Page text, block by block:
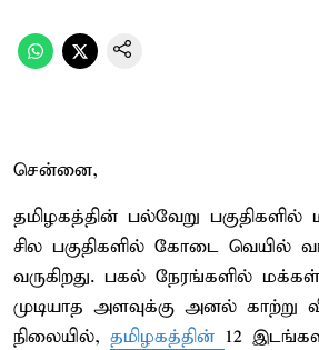
சென்னை,
தமிழகத்தின் பல்வேறு
சில பகுதிகளில் கோடை வெயில்
வருகிறது. பகல் நேரங்களில்
முடியாத அளவுக்கு அனல் காற்று
நிலையில், தமிழகத்தின் 12